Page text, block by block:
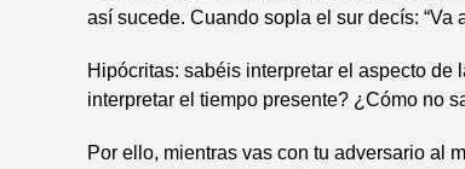
así sucede. Cuando sopla el sur decís: “Va
Hipócritas: sabéis interpretar el aspecto
interpretar el tiempo presente? ¿Cómo no
Por ello, mientras vas con tu adversario al